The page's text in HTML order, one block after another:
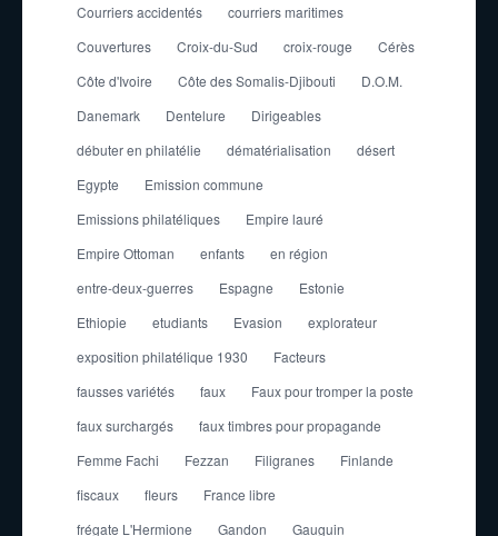
Courriers accidentés
courriers maritimes
Couvertures
Croix-du-Sud croix-rouge
Cérès
Côte d'Ivoire
Côte des Somalis-Djibouti
D.O.M.
Danemark
Dentelure
Dirigeables
débuter en philatélie
dématérialisation
désert
Egypte
Emission commune
Emissions philatéliques
Empire lauré
Empire Ottoman
enfants
en région
entre-deux-guerres
Espagne
Estonie
Ethiopie
etudiants Evasion
explorateur
exposition philatélique 1930
Facteurs
fausses variétés
faux
Faux pour tromper la poste
faux surchargés
faux timbres pour propagande
Femme Fachi
Fezzan Filigranes
Finlande
fiscaux
fleurs
France libre
frégate L'Hermione
Gandon
Gauguin